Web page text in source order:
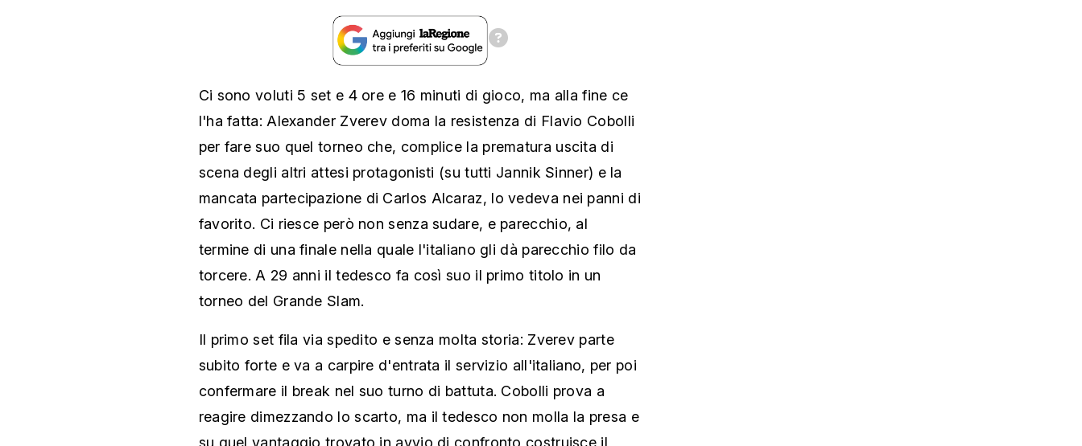
Ci sono voluti 5 set e 4 ore e 16 minuti di gioco, ma alla fine ce
l'ha fatta: Alexander Zverev doma la resistenza di Flavio Cobolli
per fare suo quel torneo che, complice la prematura uscita di
scena degli altri attesi protagonisti (su tutti Jannik Sinner) e la
mancata partecipazione di Carlos Alcaraz, lo vedeva nei panni di
favorito. Ci riesce però non senza sudare, e parecchio, al
termine di una finale nella quale l'italiano gli dà parecchio filo da
torcere. A 29 anni il tedesco fa così suo il primo titolo in un
torneo del Grande Slam.
Il primo set fila via spedito e senza molta storia: Zverev parte
subito forte e va a carpire d'entrata il servizio all'italiano, per poi
confermare il break nel suo turno di battuta. Cobolli prova a
reagire dimezzando lo scarto, ma il tedesco non molla la presa e
su quel vantaggio trovato in avvio di confronto costruisce il